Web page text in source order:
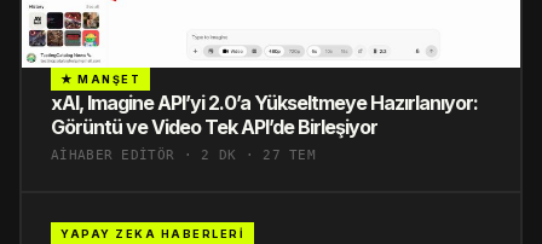
★ MANŞET
xAI, Imagine API’yi 2.0’a Yükseltmeye Hazırlanıyor:
Görüntü ve Video Tek API’de Birleşiyor
AIHABER EDITÖR · 2 DK · 27 TEM
YAPAY ZEKA HABERLERI